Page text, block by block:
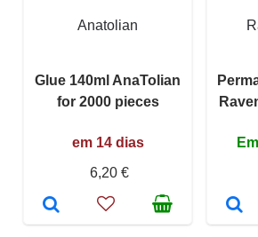
Anatolian
Glue 140ml AnaTolian
for 2000 pieces
em 14 dias
6,20 €